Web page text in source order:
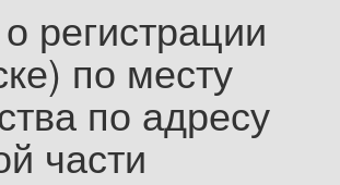
регистрации
по месту
по адресу
части